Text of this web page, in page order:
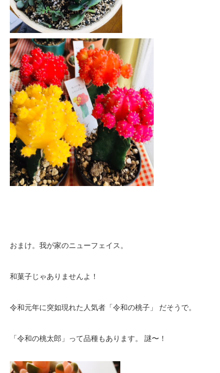
おまけ。我が家のニューフェイス。
和菓子じゃありませんよ！
令和元年に突如現れた人気者「令和の桃子」 だそうで。
「令和の桃太郎」って品種もあります。 謎〜！